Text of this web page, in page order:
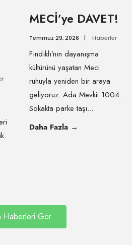
MECİ’ye DAVET!
Temmuz 29, 2026 | Haberler
Fındıklı’nın dayanışma
kültürünü yaşatan Meci
ruhuyla yeniden bir araya
geliyoruz. Ada Mevkii 1004.
Sokakta parke taşı...
Daha Fazla →
Haberleri Gör